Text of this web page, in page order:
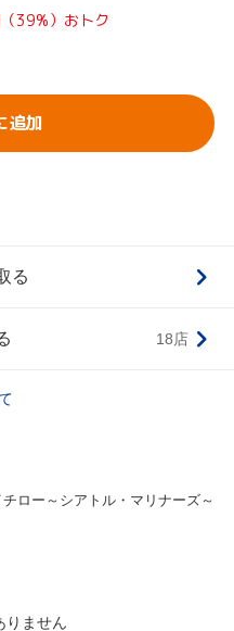
39%）おトク
追加
る
18店
チロー～シアトル・マリナーズ～
りません